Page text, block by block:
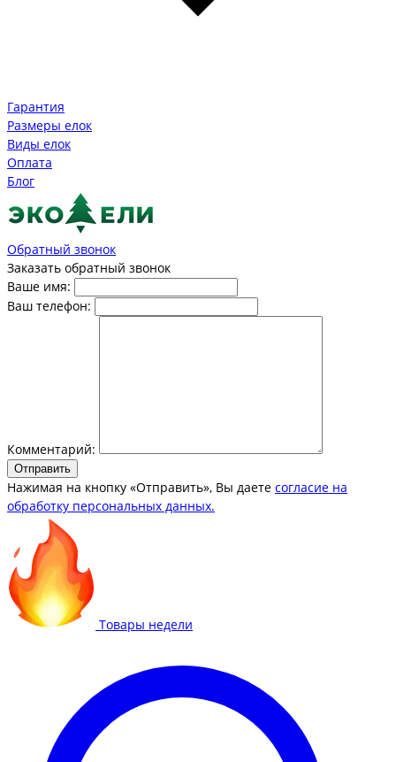
Гарантия
Размеры елок
Виды елок
Оплата
Блог
Обратный звонок
Заказать обратный звонок
Ваше имя:
Ваш телефон:
Комментарий:
Отправить
Нажимая на кнопку «Отправить», Вы даете согласие на
обработку персональных данных.
Товары недели